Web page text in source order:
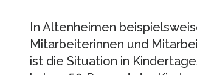
In Altenheimen
Mitarbeiterinnen und
ist die Situation in